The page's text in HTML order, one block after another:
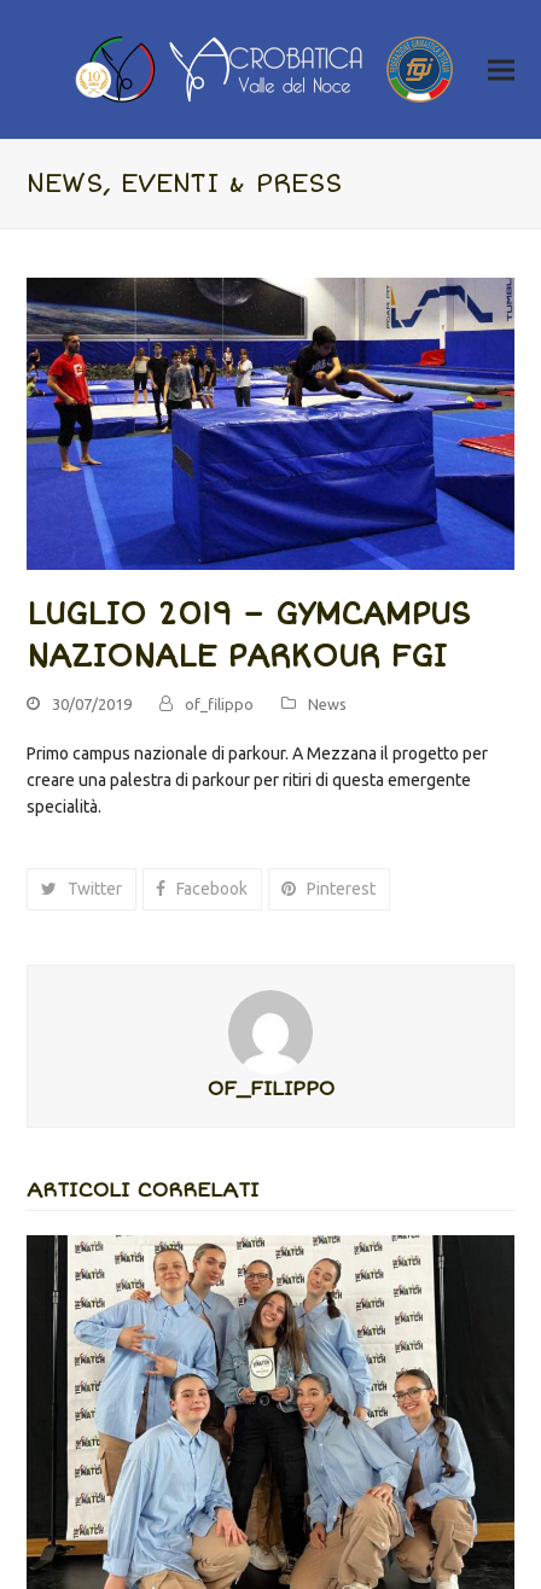
NEWS, EVENTI & PRESS
LUGLIO 2019 – GYMCAMPUS
NAZIONALE PARKOUR FGI
30/07/2019 of_filippo News
Primo campus nazionale di parkour. A Mezzana il progetto per
creare una palestra di parkour per ritiri di questa emergente
specialità.
Twitter Facebook Pinterest
OF_FILIPPO
ARTICOLI CORRELATI